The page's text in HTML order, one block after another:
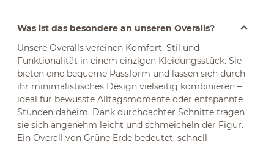
Was ist das besondere an unseren Overalls?
Unsere Overalls vereinen Komfort, Stil und
Funktionalität in einem einzigen Kleidungsstück. Sie
bieten eine bequeme Passform und lassen sich durch
ihr minimalistisches Design vielseitig kombinieren –
ideal für bewusste Alltagsmomente oder entspannte
Stunden daheim. Dank durchdachter Schnitte tragen
sie sich angenehm leicht und schmeicheln der Figur.
Ein Overall von Grüne Erde bedeutet: schnell